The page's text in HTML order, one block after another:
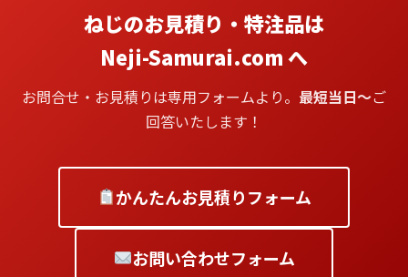
ねじのお見積り・特注品は
Neji-Samurai.com へ
お問合せ・お見積りは専用フォームより。 最短当日〜ご
回答いたします！
かんたんお見積りフォーム
お問い合わせフォーム